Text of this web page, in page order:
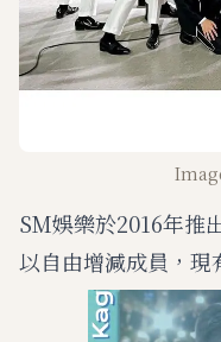
SM娛樂於2016年推
以自由增減成員，現